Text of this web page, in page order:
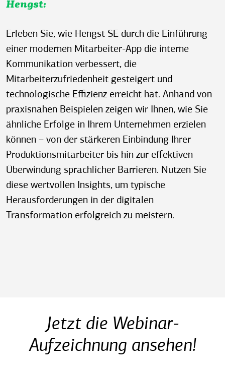
Hengst:
Erleben Sie, wie Hengst SE durch die Einführung
einer modernen Mitarbeiter-App die interne
Kommunikation verbessert, die
Mitarbeiterzufriedenheit gesteigert und
technologische Effizienz erreicht hat. Anhand von
praxisnahen Beispielen zeigen wir Ihnen, wie Sie
ähnliche Erfolge in Ihrem Unternehmen erzielen
können – von der stärkeren Einbindung Ihrer
Produktionsmitarbeiter bis hin zur effektiven
Überwindung sprachlicher Barrieren. Nutzen Sie
diese wertvollen Insights, um typische
Herausforderungen in der digitalen
Transformation erfolgreich zu meistern.
Jetzt die Webinar-
Aufzeichnung ansehen!